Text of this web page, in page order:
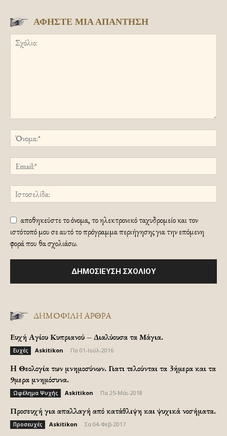
ΑΦΗΣΤΕ ΜΙΑ ΑΠΑΝΤΗΣΗ
αποθηκεύστε το όνομα, το ηλεκτρονικό ταχυδρομείο και τον
ιστότοπό μου σε αυτό το πρόγραμμα περιήγησης για την επόμενη
φορά που θα σχολιάσω.
ΔΗΜΟΦΙΛΗ ΑΡΘΡΑ
Ευχή Αγίου Κυπριανού – Διαλύουσα τα Μάγια.
Ευχές Askitikon Πα 01-Ιούλ-2016
H Θεολογία των μνημοσύνων. Γιατι τελούνται τα 3ήμερα και τα
9μερα μνημόσυνα.
Ωφέλημα Ψυχής Askitikon Πα 25-Μάι-2018
Προσευχή για απαλλαγή από κατάθλιψη και ψυχικά νοσήματα.
Προσευχές Askitikon Σα 04-Φεβ-2017